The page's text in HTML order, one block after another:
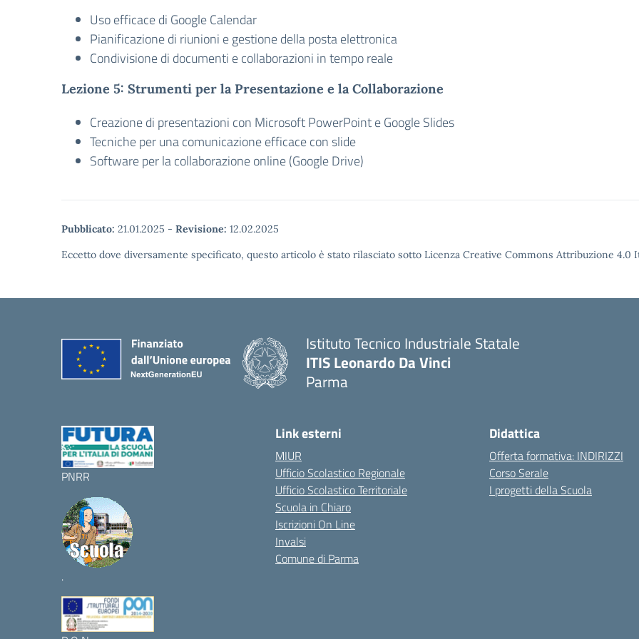
Uso efficace di Google Calendar
Pianificazione di riunioni e gestione della posta elettronica
Condivisione di documenti e collaborazioni in tempo reale
Lezione 5: Strumenti per la Presentazione e la Collaborazione
Creazione di presentazioni con Microsoft PowerPoint e Google Slides
Tecniche per una comunicazione efficace con slide
Software per la collaborazione online (Google Drive)
Pubblicato: 21.01.2025 - Revisione: 12.02.2025
Eccetto dove diversamente specificato, questo articolo è stato rilasciato sotto Licenza Creative Commons Attribuzione 4.0
Istituto Tecnico Industriale Statale
ITIS Leonardo Da Vinci
Parma
PNRR
.
Link esterni
MIUR
Ufficio Scolastico Regionale
Ufficio Scolastico Territoriale
Scuola in Chiaro
Iscrizioni On Line
Invalsi
Comune di Parma
Didattica
Offerta formativa: INDIRIZZI
Corso Serale
I progetti della Scuola